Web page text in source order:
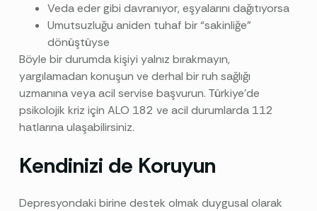
Veda eder gibi davranıyor, eşyalarını dağıtıyorsa
Umutsuzluğu aniden tuhaf bir “sakinliğe”
dönüştüyse
Böyle bir durumda kişiyi yalnız bırakmayın,
yargılamadan konuşun ve derhal bir ruh sağlığı
uzmanına veya acil servise başvurun. Türkiye’de
psikolojik kriz için ALO 182 ve acil durumlarda 112
hatlarına ulaşabilirsiniz.
Kendinizi de Koruyun
Depresyondaki birine destek olmak duygusal olarak